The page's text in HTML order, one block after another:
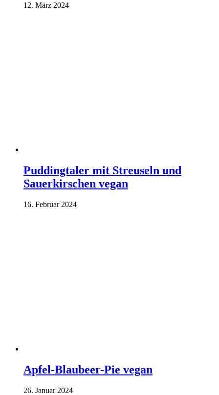
12. März 2024
Puddingtaler mit Streuseln und
Sauerkirschen vegan
16. Februar 2024
Apfel-Blaubeer-Pie vegan
26. Januar 2024